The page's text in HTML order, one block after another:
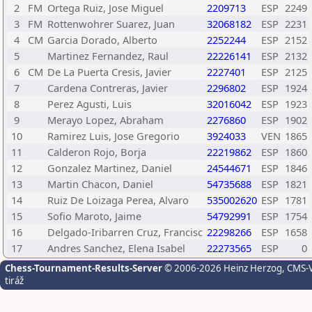
2
FM Ortega Ruiz, Jose Miguel 2209713 ESP 2249
3
FM Rottenwohrer Suarez, Juan 32068182 ESP 2231
4
CM Garcia Dorado, Alberto 2252244 ESP 2152
5
Martinez Fernandez, Raul 22226141 ESP 2132
6
CM De La Puerta Cresis, Javier 2227401 ESP 2125
7
Cardena Contreras, Javier 2296802 ESP 1924
8
Perez Agusti, Luis 32016042 ESP 1923
9
Merayo Lopez, Abraham 2276860 ESP 1902
10
Ramirez Luis, Jose Gregorio 3924033 VEN 1865
11
Calderon Rojo, Borja 22219862 ESP 1860
12
Gonzalez Martinez, Daniel 24544671 ESP 1846
13
Martin Chacon, Daniel 54735688 ESP 1821
14
Ruiz De Loizaga Perea, Alvaro 535002620 ESP 1781
15
Sofio Maroto, Jaime 54792991 ESP 1754
16
Delgado-Iribarren Cruz, Francisc 22298266 ESP 1658
17
Andres Sanchez, Elena Isabel 22273565 ESP 0
Chess-Tournament-Results-Server© 2006-2026 Heinz Herzog,
tiráž